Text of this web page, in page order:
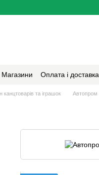
Магазини Оплата і доставка
та іграшок Автопром